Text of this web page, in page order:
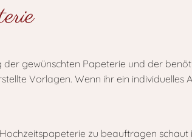
gewünschten Papeterie und der
Vorlagen. Wenn ihr ein individuelles
zu beauftragen